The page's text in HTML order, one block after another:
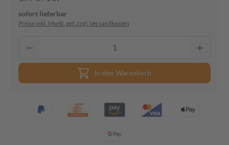
sofort lieferbar
Preise inkl. MwSt. ggf. zzgl. Versandkosten
In den Warenkorb